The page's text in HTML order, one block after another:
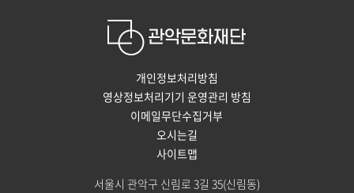
개인정보처리방침
영상정보처리기기 운영관리 방침
이메일무단수집거부
오시는길
사이트맵
서울시 관악구 신림로 3길 35(신림동)